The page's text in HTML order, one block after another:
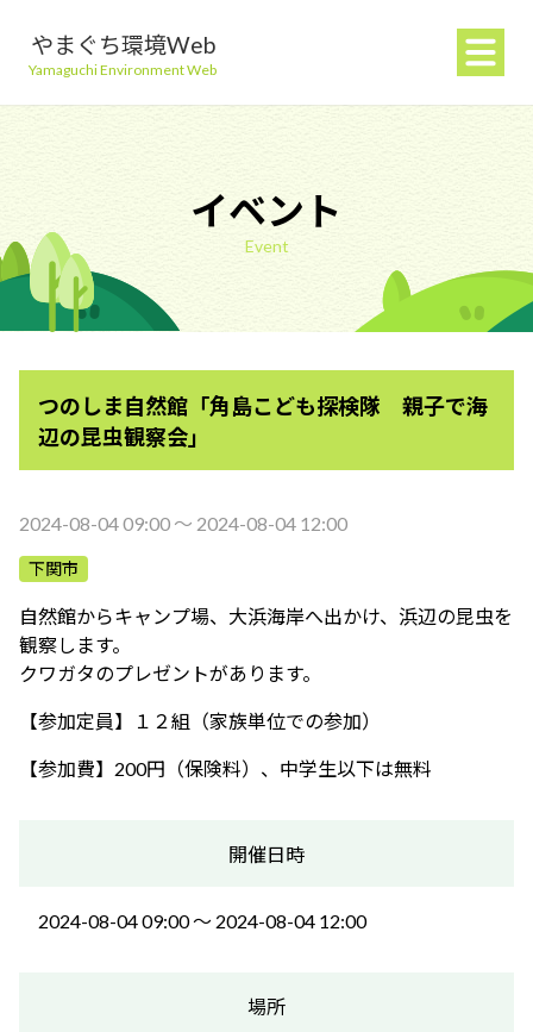
やまぐち環境Web
Yamaguchi Environment Web
地球温暖化を防ぐ
ごみを減らす
自然環境を守る
生活環境を守る（大気・水）
イベント
Event
つのしま自然館「角島こども探検隊 親子で海
辺の昆虫観察会」
2024-08-04 09:00 〜 2024-08-04 12:00
下関市
自然館からキャンプ場、大浜海岸へ出かけ、浜辺の昆虫を
観察します。
クワガタのプレゼントがあります。
【参加定員】１２組（家族単位での参加）
【参加費】200円（保険料）、中学生以下は無料
開催日時
2024-08-04 09:00 〜 2024-08-04 12:00
場所